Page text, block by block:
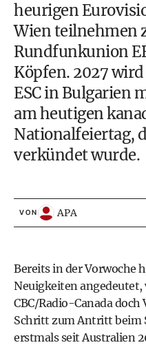
heurigen
Wien teilnehmen
Rundfunkunion
Köpfen. 2027
ESC in Bulgarien
am heutigen
Nationalfeiertag,
verkündet wurde.
VON APA
Bereits in der Vorwoche
Neuigkeiten angedeutet,
CBC/Radio-Canada
Schritt zum Antritt beim
erstmals seit Australien